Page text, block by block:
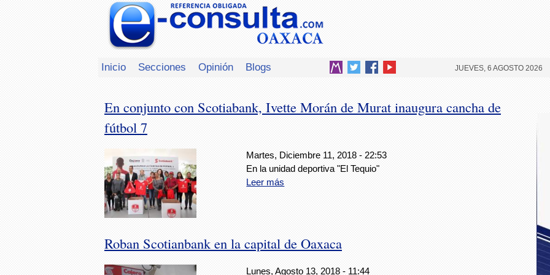
Inicio Secciones Opinión Blogs JUEVES, 6 AGOSTO 2026
En conjunto con Scotiabank, Ivette Morán de Murat inaugura cancha de
fútbol 7
Martes, Diciembre 11, 2018 - 22:53
En la unidad deportiva "El Tequio"
Leer más
Roban Scotianbank en la capital de Oaxaca
Lunes, Agosto 13, 2018 - 11:44